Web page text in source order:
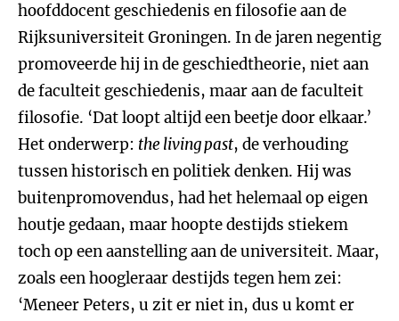
hoofddocent geschiedenis en filosofie aan de
Rijksuniversiteit Groningen. In de jaren negentig
promoveerde hij in de geschiedtheorie, niet aan
de faculteit geschiedenis, maar aan de faculteit
filosofie. ‘Dat loopt altijd een beetje door elkaar.’
Het onderwerp: the living past, de verhouding
tussen historisch en politiek denken. Hij was
buitenpromovendus, had het helemaal op eigen
houtje gedaan, maar hoopte destijds stiekem
toch op een aanstelling aan de universiteit. Maar,
zoals een hoogleraar destijds tegen hem zei:
‘Meneer Peters, u zit er niet in, dus u komt er